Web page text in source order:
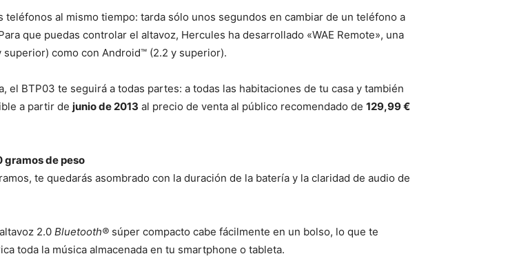
al mismo tiempo: tarda sólo unos segundos en cambiar de un teléfono a
que puedas controlar el altavoz, Hercules ha desarrollado «WAE Remote», una
como con Android™ (2.2 y superior).
el BTP03 te seguirá a todas partes: a todas las habitaciones de tu casa y también
a partir de junio de 2013 al precio de venta al público recomendado de 129,99 €
gramos de peso
te quedarás asombrado con la duración de la batería y la claridad de audio de
2.0 Bluetooth® súper compacto cabe fácilmente en un bolso, lo que te
toda la música almacenada en tu smartphone o tableta.